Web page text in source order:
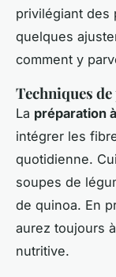
privilégiant des
quelques
comment y
Techniques
La préparation
intégrer les
quotidienne.
soupes de
de quinoa. En
aurez toujours
nutritive.